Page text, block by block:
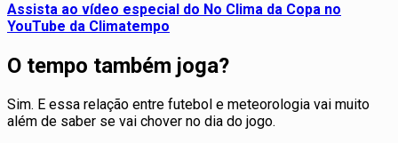
Assista ao vídeo especial do No Clima da Copa no
YouTube da Climatempo
O tempo também joga?
Sim. E essa relação entre futebol e meteorologia vai muito
além de saber se vai chover no dia do jogo.